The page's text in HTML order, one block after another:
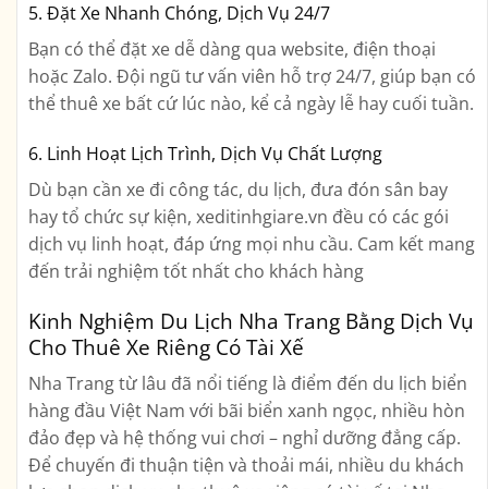
5. Đặt Xe Nhanh Chóng, Dịch Vụ 24/7
Bạn có thể đặt xe dễ dàng qua website, điện thoại
hoặc Zalo. Đội ngũ tư vấn viên hỗ trợ 24/7, giúp bạn có
thể thuê xe bất cứ lúc nào, kể cả ngày lễ hay cuối tuần.
6. Linh Hoạt Lịch Trình, Dịch Vụ Chất Lượng
Dù bạn cần xe đi công tác, du lịch, đưa đón sân bay
hay tổ chức sự kiện, xeditinhgiare.vn đều có các gói
dịch vụ linh hoạt, đáp ứng mọi nhu cầu. Cam kết mang
đến trải nghiệm tốt nhất cho khách hàng
Kinh Nghiệm Du Lịch Nha Trang Bằng Dịch Vụ
Cho Thuê Xe Riêng Có Tài Xế
Nha Trang từ lâu đã nổi tiếng là điểm đến du lịch biển
hàng đầu Việt Nam với bãi biển xanh ngọc, nhiều hòn
đảo đẹp và hệ thống vui chơi – nghỉ dưỡng đẳng cấp.
Để chuyến đi thuận tiện và thoải mái, nhiều du khách